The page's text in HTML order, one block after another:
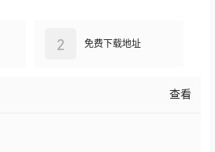
免费下载地址
2
查看